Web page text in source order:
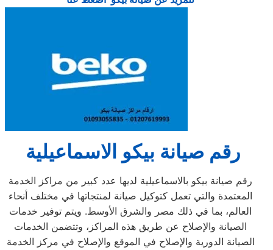
رقم صيانة بيكو الاسماعيلية
رقم صيانة بيكو بالاسماعيلية لديها عدد كبير من مراكز الخدمة
المعتمدة والتي تعمل كتوكيل صيانة لمنتجاتها في مختلف أنحاء
العالم، بما في ذلك مصر والشرق الأوسط. ويتم توفير خدمات
الصيانة والإصلاح عن طريق هذه المراكز، وتتضمن الخدمات
الصيانة الدورية والإصلاح في الموقع والإصلاح في مركز الخدمة